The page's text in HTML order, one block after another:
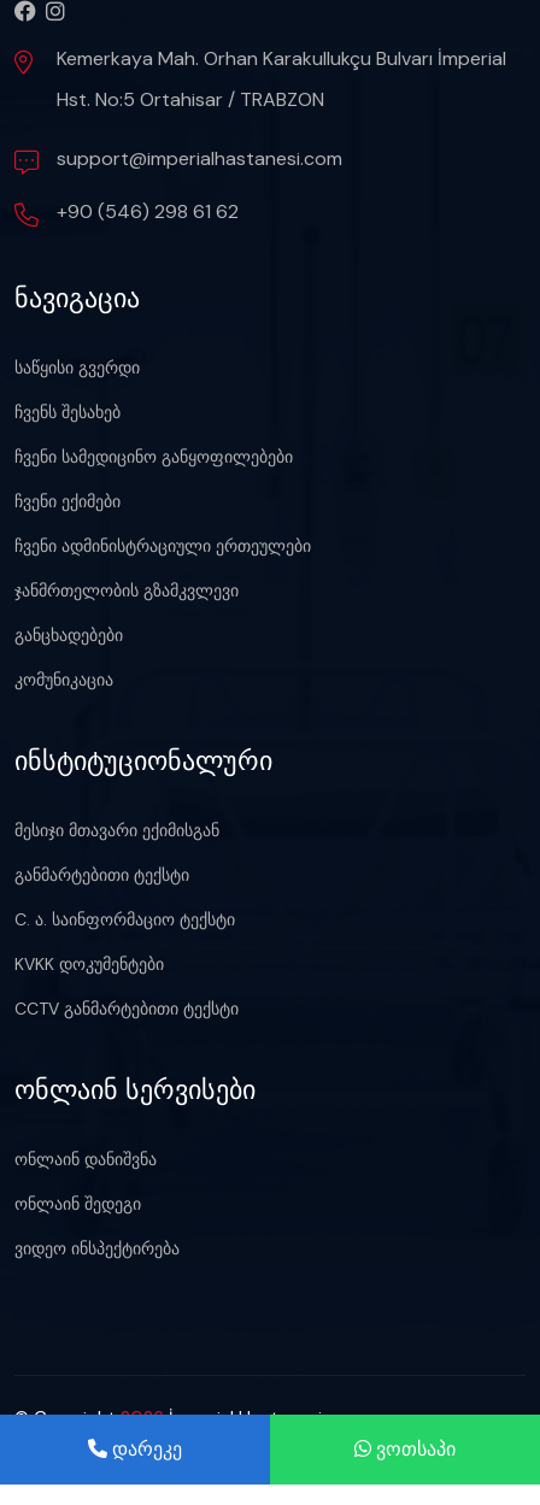
Kemerkaya Mah. Orhan Karakullukçu Bulvarı İmperial
Hst. No:5 Ortahisar / TRABZON
support@imperialhastanesi.com
+90 (546) 298 61 62
ნავიგაცია
საწყისი გვერდი
ჩვენს შესახებ
ჩვენი სამედიცინო განყოფილებები
ჩვენი ექიმები
ჩვენი ადმინისტრაციული ერთეულები
ჯანმრთელობის გზამკვლევი
განცხადებები
კომუნიკაცია
ინსტიტუციონალური
მესიჯი მთავარი ექიმისგან
განმარტებითი ტექსტი
C. ა. საინფორმაციო ტექსტი
KVKK დოკუმენტები
CCTV განმარტებითი ტექსტი
ონლაინ სერვისები
ონლაინ დანიშვნა
ონლაინ შედეგი
ვიდეო ინსპექტირება
© Copyright2026İmperial Hastanesi
დარეკე ვოთსაპი